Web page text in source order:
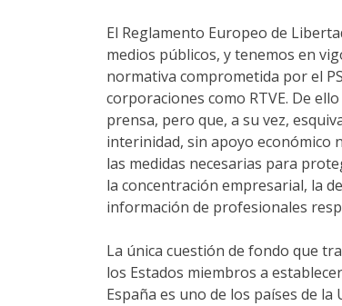
El Reglamento Europeo de
medios públicos, y tenemos en
normativa comprometida por el
corporaciones como RTVE. De
prensa, pero que, a su vez,
interinidad, sin apoyo económico
las medidas necesarias para
la concentración empresarial, la
información de profesionales
La única cuestión de fondo que
los Estados miembros a
España es uno de los países de